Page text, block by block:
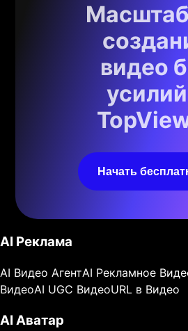
видео
Начать
AI Реклама
AI Видео АгентAI Рекламное
ВидеоAI UGC ВидеоURL в Видео
AI Аватар